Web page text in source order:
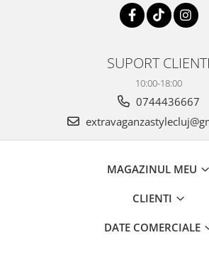
SUPORT CLIENTI
10:00-18:00
0744436667
MAGAZINUL MEU
CLIENTI
DATE COMERCIALE